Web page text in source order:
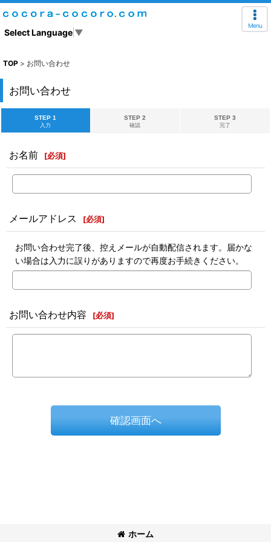
Select Language ▼
Menu
TOP > お問い合わせ
お問い合わせ
STEP 1
入力
STEP 2
確認
STEP 3
完了
お名前 [必須]
メールアドレス [必須]
お問い合わせ完了後、控えメールが自動配信されます。届かな
い場合は入力に誤りがありますので再度お手続きください。
お問い合わせ内容 [必須]
確認画面へ
ホーム